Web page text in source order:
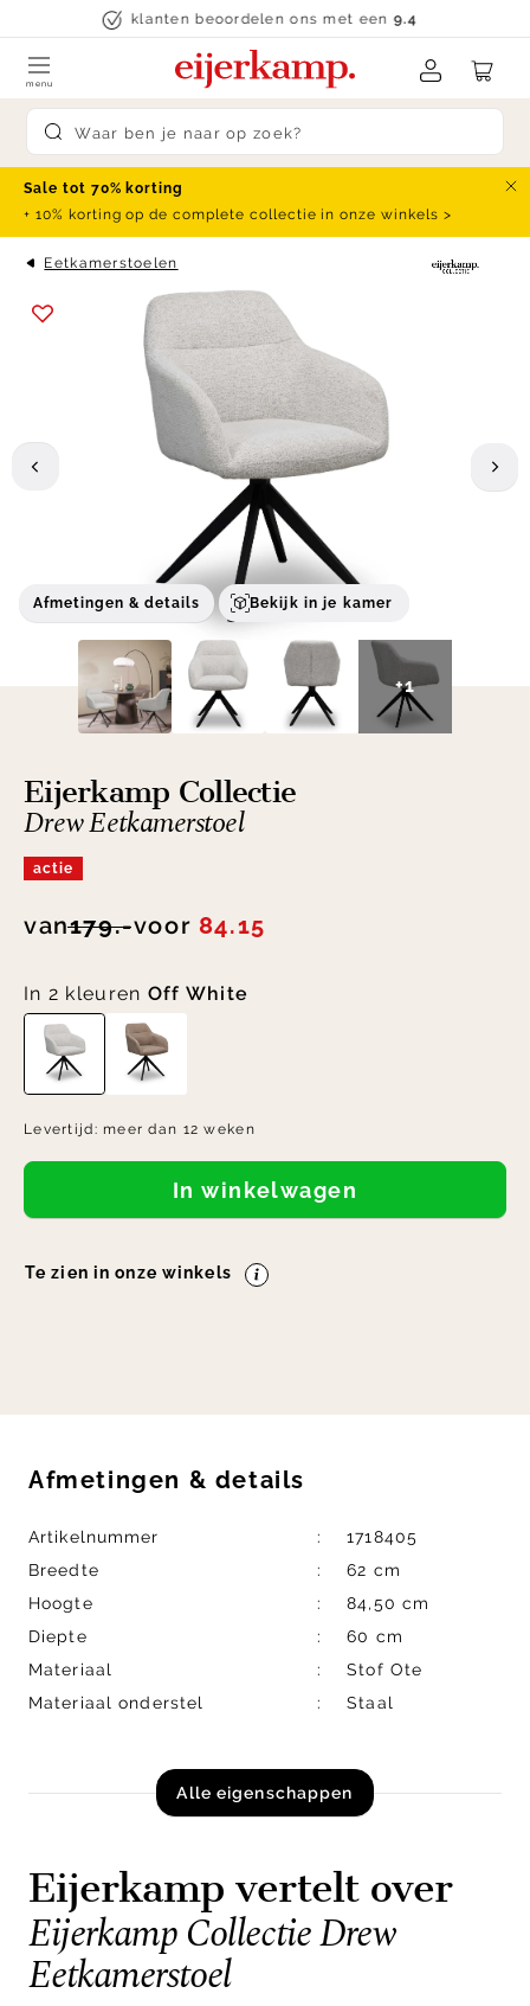
Skip to contentklanten beoordelen ons met een9.4
Submit search
menu
Sale tot 70% korting
+ 10% korting op de complete collectie in onze winkels >
Eetkamerstoelen
Bekijk in je kamer
Afmetingen & details
+1
Eijerkamp Collectie
Drew Eetkamerstoel
actie
van179.-voor 84.15
In 2 kleuren Off White
Levertijd: meer dan 12 weken
In winkelwagen
Te zien in onze winkels
Afmetingen & details
Artikelnummer
1718405
Breedte
62 cm
Hoogte
84,50 cm
Diepte
60 cm
Materiaal
Stof Ote
Materiaal onderstel
Staal
Alle eigenschappen
Eijerkamp vertelt over
Eijerkamp Collectie Drew
Eetkamerstoel